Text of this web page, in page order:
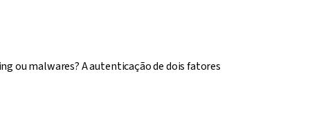
ou malwares? A autenticação de dois fatores